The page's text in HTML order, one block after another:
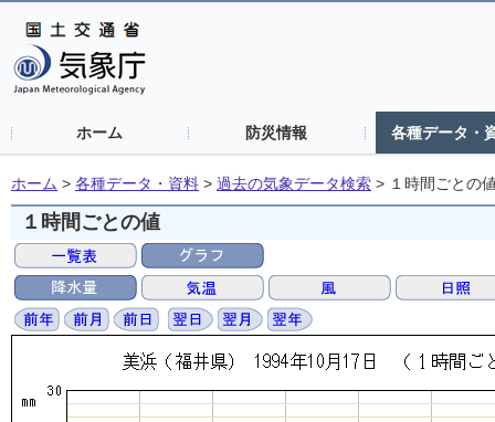
ホーム 防災情報 各種データ・
ホーム > 各種データ・資料 > 過去の気象データ検索 > １時間ごとの
１時間ごとの値